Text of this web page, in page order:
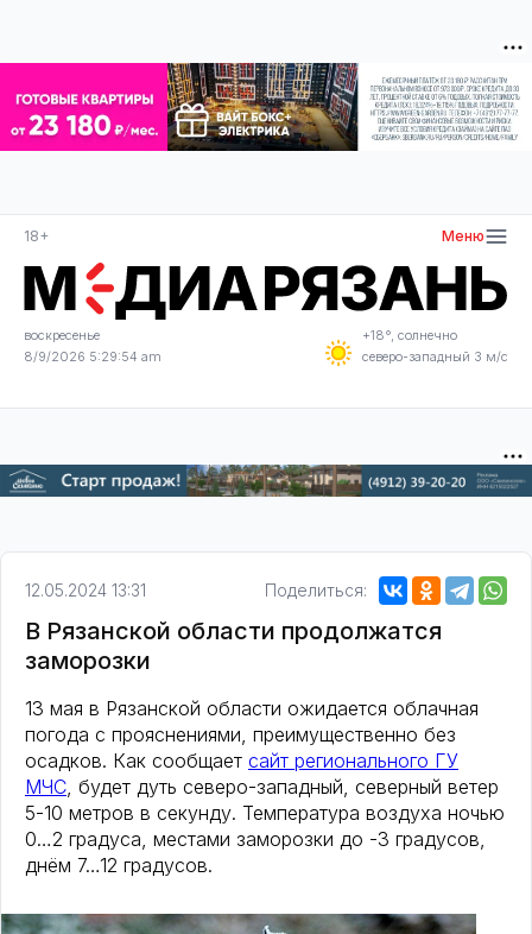
18+ Меню
воскресенье
8/9/2026 5:29:55 am
+18°, солнечно
северо-западный 3 м/с
12.05.2024 13:31 Поделиться:
В Рязанской области продолжатся
заморозки
13 мая в Рязанской области ожидается облачная
погода с прояснениями, преимущественно без
осадков. Как сообщает сайт регионального ГУ
МЧС, будет дуть северо-западный, северный ветер
5-10 метров в секунду. Температура воздуха ночью
0…2 градуса, местами заморозки до -3 градусов,
днём 7…12 градусов.